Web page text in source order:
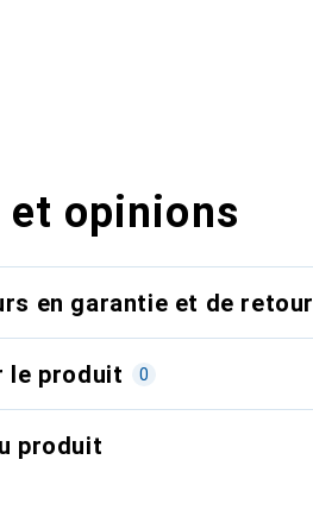
opinions
en garantie et de retour
le produit 0
produit